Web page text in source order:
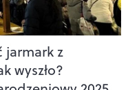
jarmark z
wyszło?